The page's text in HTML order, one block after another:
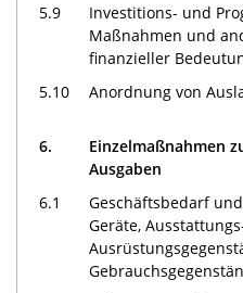
5.9
Investitions- und
Maßnahmen und
finanzieller
5.10
Anordnung von
6.
Einzelmaßnahmen
Ausgaben
6.1
Geschäftsbedarf
Geräte,